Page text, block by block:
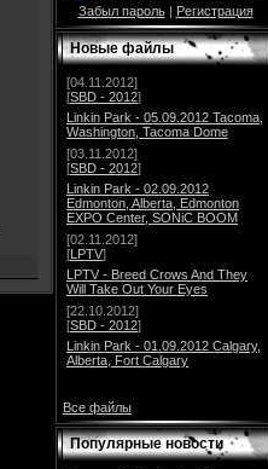
Забыл пароль| Регистрация
Новые файлы
[04.11.2012]
[SBD - 2012]
Linkin Park - 05.09.2012 Tacoma,
Washington, Tacoma Dome
[03.11.2012]
[SBD - 2012]
Linkin Park - 02.09.2012
Edmonton, Alberta, Edmonton
EXPO Center, SONiC BOOM
[02.11.2012]
[LPTV]
LPTV - Breed Crows And They
Will Take Out Your Eyes
[22.10.2012]
[SBD - 2012]
Linkin Park - 01.09.2012 Calgary,
Alberta, Fort Calgary
Все файлы
Популярные новости